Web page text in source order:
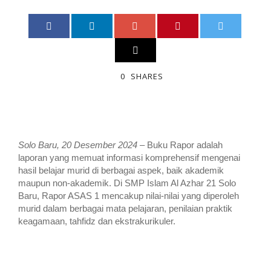
0 SHARES
Solo Baru, 20 Desember 2024 – Buku Rapor adalah
laporan yang memuat informasi komprehensif mengenai
hasil belajar murid di berbagai aspek, baik akademik
maupun non-akademik. Di SMP Islam Al Azhar 21 Solo
Baru, Rapor ASAS 1 mencakup nilai-nilai yang diperoleh
murid dalam berbagai mata pelajaran, penilaian praktik
keagamaan, tahfidz dan ekstrakurikuler.